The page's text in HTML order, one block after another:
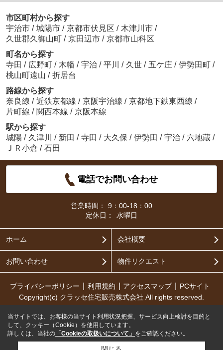
市区町村から探す
宇治市 / 城陽市 / 京都市伏見区 / 木津川市 /
久世郡久御山町 / 京田辺市 / 京都市山科区
町名から探す
寺田 / 広野町 / 木幡 / 宇治 / 平川 / 久世 / 五ケ庄 / 伊勢田町 /
桃山町遠山 / 折居台
路線から探す
奈良線 / 近鉄京都線 / 京阪宇治線 / 京都地下鉄東西線 /
片町線 / 関西本線 / 京阪本線
駅から探す
城陽 / 久津川 / 新田 / 寺田 / 大久保 / 伊勢田 / 宇治 / 六地蔵 /
ＪＲ小倉 / 石田
電話でお問い合わせ
営業時間：
9：00-18：00
定休日：
水曜日
ホーム 会社概要
お問い合わせ 物件リクエスト
プライバシーポリシー 利用規約 アクセスマップ
PCサイト
Copyright(c) クラッセ住宅販売株式会社 All rights reserved.
当サイトでは、お客様の当サイト利用状況把握、サービス向上検討を目的と
して、クッキー（Cookie）を使用しています。
詳しくは、当社の 「Cookieの取扱いについて」 をご確認ください。